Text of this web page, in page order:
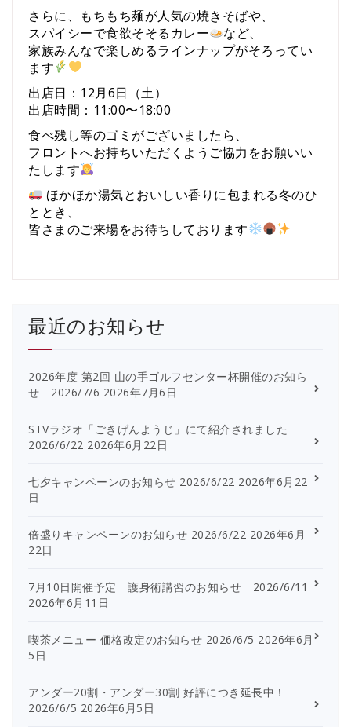
さらに、もちもち麺が人気の焼きそばや、
スパイシーで食欲そそるカレー
など、
家族みんなで楽しめるラインナップがそろってい
ます
出店日：12月6日（土）
出店時間：11:00〜18:00
食べ残し等のゴミがございましたら、
フロントへお持ちいただくようご協力をお願いい
たします
ほかほか湯気とおいしい香りに包まれる冬のひ
ととき、
皆さまのご来場をお待ちしております
最近のお知らせ
2026年度 第2回 山の手ゴルフセンター杯開催のお知ら
せ 2026/7/6 2026年7月6日
STVラジオ「ごきげんようじ」にて紹介されました
2026/6/22 2026年6月22日
七夕キャンペーンのお知らせ 2026/6/22 2026年6月22
日
倍盛りキャンペーンのお知らせ 2026/6/22 2026年6月
22日
7月10日開催予定 護身術講習のお知らせ 2026/6/11
2026年6月11日
喫茶メニュー 価格改定のお知らせ 2026/6/5 2026年6月
5日
アンダー20割・アンダー30割 好評につき延長中！
2026/6/5 2026年6月5日